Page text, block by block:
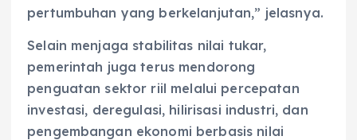
pertumbuhan yang berkelanjutan,” jelasnya.
Selain menjaga stabilitas nilai tukar,
pemerintah juga terus mendorong
penguatan sektor riil melalui percepatan
investasi, deregulasi, hilirisasi industri, dan
pengembangan ekonomi berbasis nilai